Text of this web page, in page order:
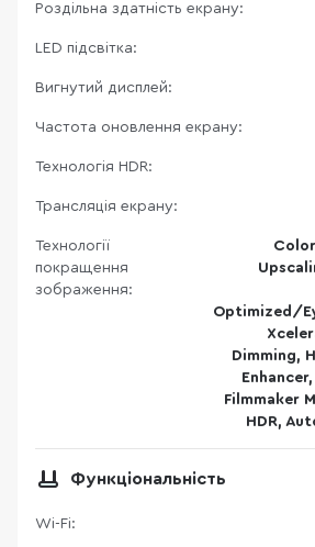
Роздільна здатність екрану:
LED підсвітка:
Вигнутий дисплей:
Частота оновлення екрану:
Технологія HDR:
Трансляція екрану:
Технології
покращення
зображення:
Optimized/
Dimming,
Filmmaker
HDR,
Функціональність
Wi-Fi: